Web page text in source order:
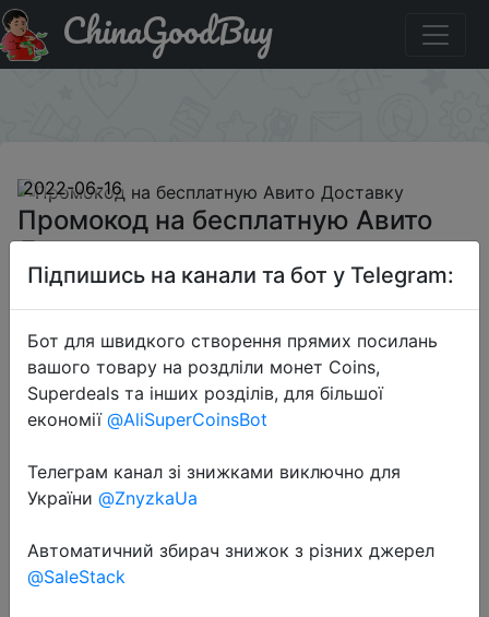
Код на знижку AVT3YGHRT Промокод на бесплатную
Авито Доставку
ChinaGoodBuy
2022-06-16
Промокод на бесплатную Авито
Доставку
Free
Промокод:"AVT3YGHRT"
Підпишись на канали та бот у Telegram:
Бот для швидкого створення прямих посилань
вашого товару на роздліли монет Coins,
Superdeals та інших розділів, для більшої
економії @AliSuperCoinsBot
Телеграм канал зі знижками виключно для
України @ZnyzkaUa
Автоматичний збирач знижок з різних джерел
@SaleStack